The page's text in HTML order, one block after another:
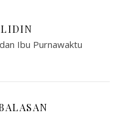
Ibu Purnawaktu